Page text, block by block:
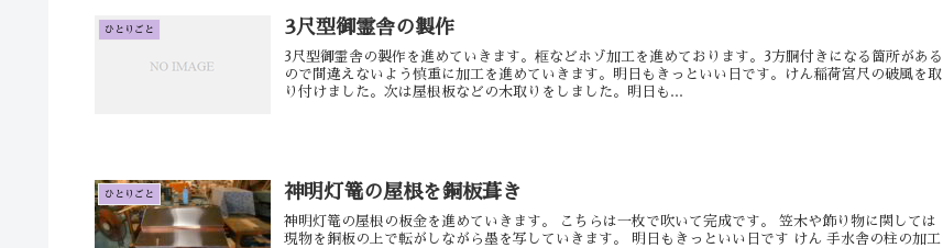
ひとりごと 3尺型御霊舎の製作
3尺型御霊舎の製作を進めていきます。框などホゾ加工を進めております。3方胴付きになる箇所がある
ので間違えないよう慎重に加工を進めていきます。明日もきっといい日です。けん稲荷宮尺の破風を取
り付けました。次は屋根板などの木取りをしました。明日も...
ひとりごと 神明灯篭の屋根を銅板葺き
神明灯篭の屋根の板金を進めていきます。 こちらは一枚で吹いて完成です。 笠木や飾り物に関しては
現物を銅板の上で転がしながら墨を写していきます。 明日もきっといい日です けん 手水舎の柱の加工